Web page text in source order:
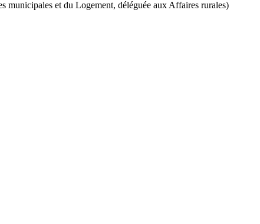
municipales et du Logement, déléguée aux Affaires rurales)